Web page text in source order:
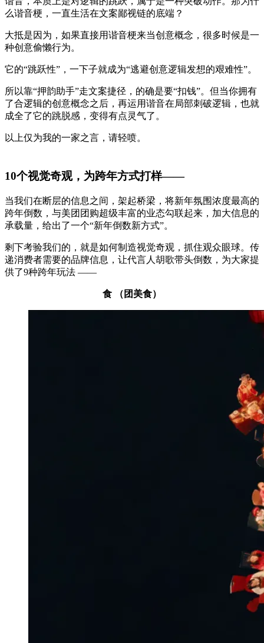
么谐音梗，一直生活在文案鄙视链的底端？
大抵是因为，如果直接用谐音梗来当创意概念，很多时候是一
种创意偷懒行为。
它的“跳跃性”，一下子就成为“逃避创意逻辑发想的艰难性”。
所以靠“押韵助手”走文案捷径，的确是要“扣钱”。但当你拥有
了合逻辑的创意概念之后，再运用谐音在局部刺破逻辑，也就
成全了它的跳脱感，变得有点灵气了。
以上仅为我的一家之言，请轻喷。
10个视觉奇观，为跨年方式打样——
当我们在断层的信息之间，架起桥梁，将新年氛围浓度最高的
跨年倒数，与美团团购超级丰富的业态勾联起来，加大信息的
承载量，给出了一个“新年倒数新方式”。
剩下考验我们的，就是如何制造视觉奇观，抓住观众眼球。传
递消费者需要的品牌信息，让代言人胡歌带头倒数，为大家提
供了9种跨年玩法 ——
食 （团美食）